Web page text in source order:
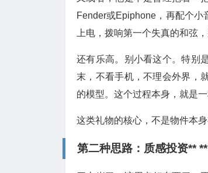
Fender或Epiphone，再配个
上电，拨响第一个失真的和弦
还有乐高。别小看这个。特别
末，不看手机，不理会外界，
的模型。这个过程本身，就是
这类礼物的核心，不是物件本
第二种思路：质感投资** **